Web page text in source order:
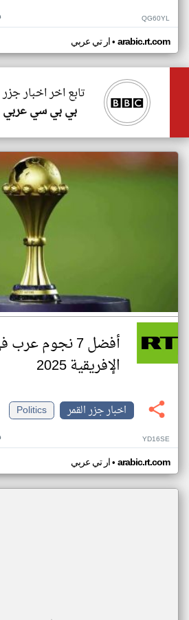
QG60YL
ار تي عربي• arabic.rt.com
تابع اخر اخبار
بي بي سي عربي
أفضل 7 نجوم
الإفريقية 2025
اخبار جزر القمر
Politics
YD16SE
ار تي عربي• arabic.rt.com